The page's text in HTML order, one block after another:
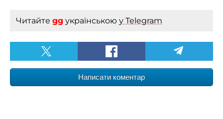
Читайте gg українською у Telegram
Написати коментар